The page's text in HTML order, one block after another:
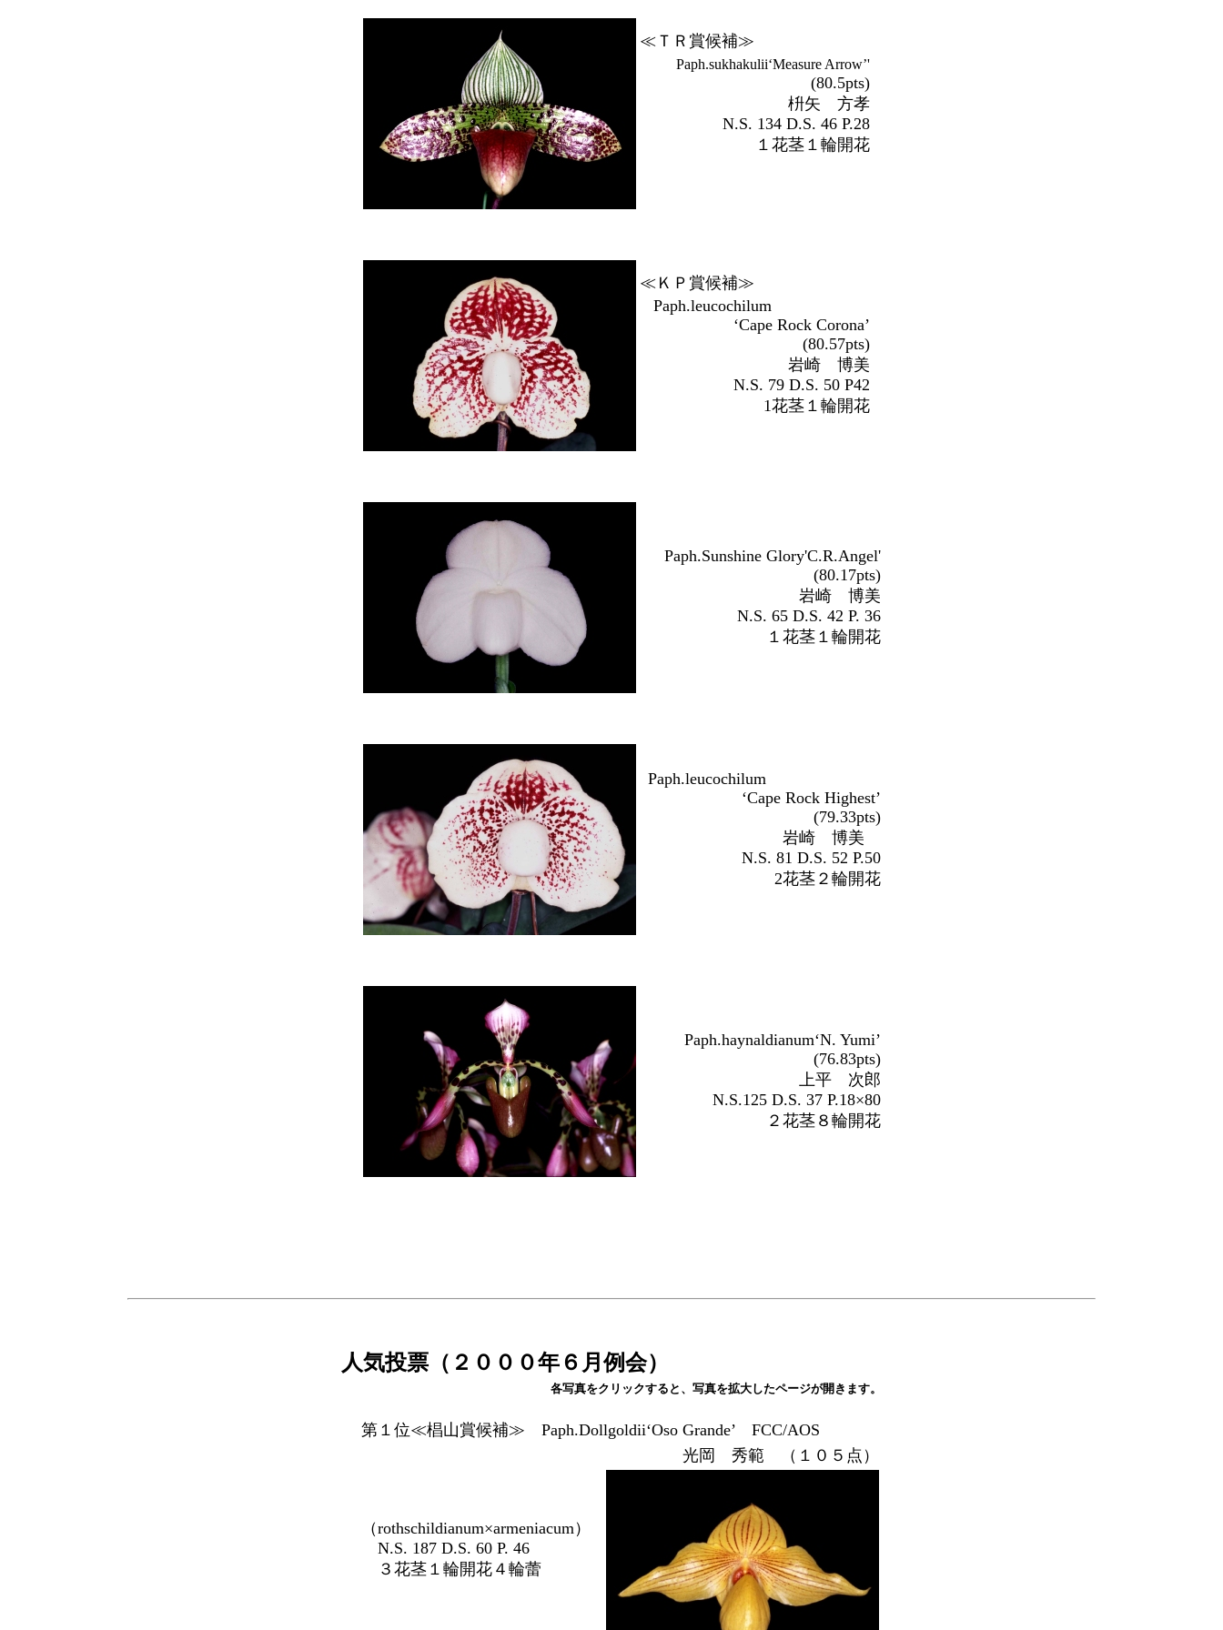
≪ＴＲ賞候補≫
Paph.sukhakulii‘Measure Arrow’'
(80.5pts)
枡矢 方孝
N.S. 134 D.S. 46 P.28
１花茎１輪開花
≪ＫＰ賞候補≫
Paph.leucochilum
‘Cape Rock Corona’
(80.57pts)
岩崎 博美
N.S. 79 D.S. 50 P42
1花茎１輪開花
Paph.Sunshine Glory'C.R.Angel'
(80.17pts)
岩崎 博美
N.S. 65 D.S. 42 P. 36
１花茎１輪開花
Paph.leucochilum
‘Cape Rock Highest’
(79.33pts)
岩崎 博美
N.S. 81 D.S. 52 P.50
2花茎２輪開花
Paph.haynaldianum‘N. Yumi’
(76.83pts)
上平 次郎
N.S.125 D.S. 37 P.18×80
２花茎８輪開花
人気投票（ ２０００年６月例会）
各写真をクリックすると、写真を拡大したページが開きます。
第１位≪椙山賞候補≫ Paph.Dollgoldii‘Oso Grande’ FCC/AOS
光岡 秀範 （１０５点）
（rothschildianum×armeniacum）
N.S. 187 D.S. 60 P. 46
３花茎１輪開花４輪蕾